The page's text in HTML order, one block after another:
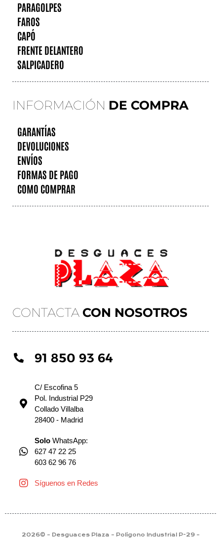
CONTACTA CON NOSOTROS
91 850 93 64
C/ Escofina 5
Pol. Industrial P29
Collado Villalba
28400 - Madrid
Solo WhatsApp:
627 47 22 25
603 62 96 76
Síguenos en Redes
PARAGOLPES
FAROS
CAPÓ
FRENTE DELANTERO
SALPICADERO
INFORMACIÓN DE COMPRA
GARANTÍAS
DEVOLUCIONES
ENVÍOS
FORMAS DE PAGO
COMO COMPRAR
2026© – Desguaces Plaza – Polígono Industrial P-29 –